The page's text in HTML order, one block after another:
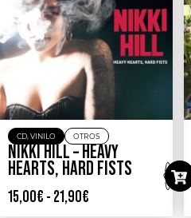
CD, VINILO OTROS
NIKKI HILL – HEAVY
HEARTS, HARD FISTS
15,00€ - 21,90€